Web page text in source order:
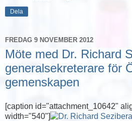
Dela
FREDAG 9 NOVEMBER 2012
Möte med Dr. Richard
generalsekreterare för
gemenskapen
[caption id="attachment_10642"
width="540"]